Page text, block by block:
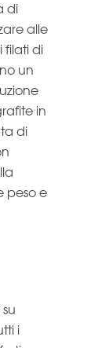
di
alle
filati di
un
in
di
peso e
i